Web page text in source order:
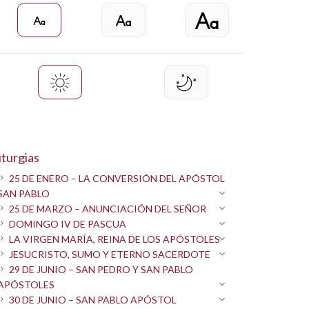
25 DE ENERO – LA CONVERSIÓN DEL APÓSTOL
PABLO
25 DE MARZO – ANUNCIACIÓN DEL SEÑOR
DOMINGO IV DE PASCUA
LA VIRGEN MARÍA, REINA DE LOS APÓSTOLES
JESUCRISTO, SUMO Y ETERNO SACERDOTE
29 DE JUNIO – SAN PEDRO Y SAN PABLO
30 DE JUNIO – SAN PABLO APÓSTOL